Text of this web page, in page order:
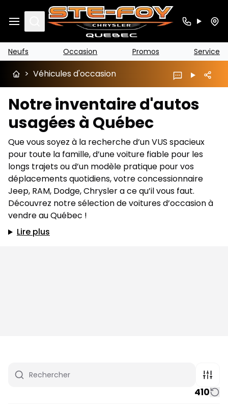
Search
Neufs Occasion Promos Service
> Véhicules d'occasion
Notre inventaire d'autos
usagées à Québec
Que vous soyez à la recherche d’un VUS spacieux
pour toute la famille, d’une voiture fiable pour les
longs trajets ou d’un modèle pratique pour vos
déplacements quotidiens, votre concessionnaire
Jeep, RAM, Dodge, Chrysler a ce qu’il vous faut.
Découvrez notre sélection de voitures d’occasion à
vendre au Québec !
Lire plus
410
1/12